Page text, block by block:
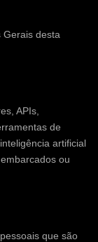
Gerais desta
APIs,
de
artificial
ou
que são